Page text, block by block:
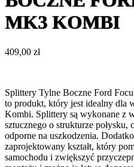
MK3 KOMBI
409,00 zł
Splittery Tylne Boczne Ford
to produkt, który jest idealny dla
Kombi. Splittery są wykonane z
sztucznego o strukturze połysku,
odporne na uszkodzenia.
zaprojektowany kształt, który
samochodu i zwiększyć